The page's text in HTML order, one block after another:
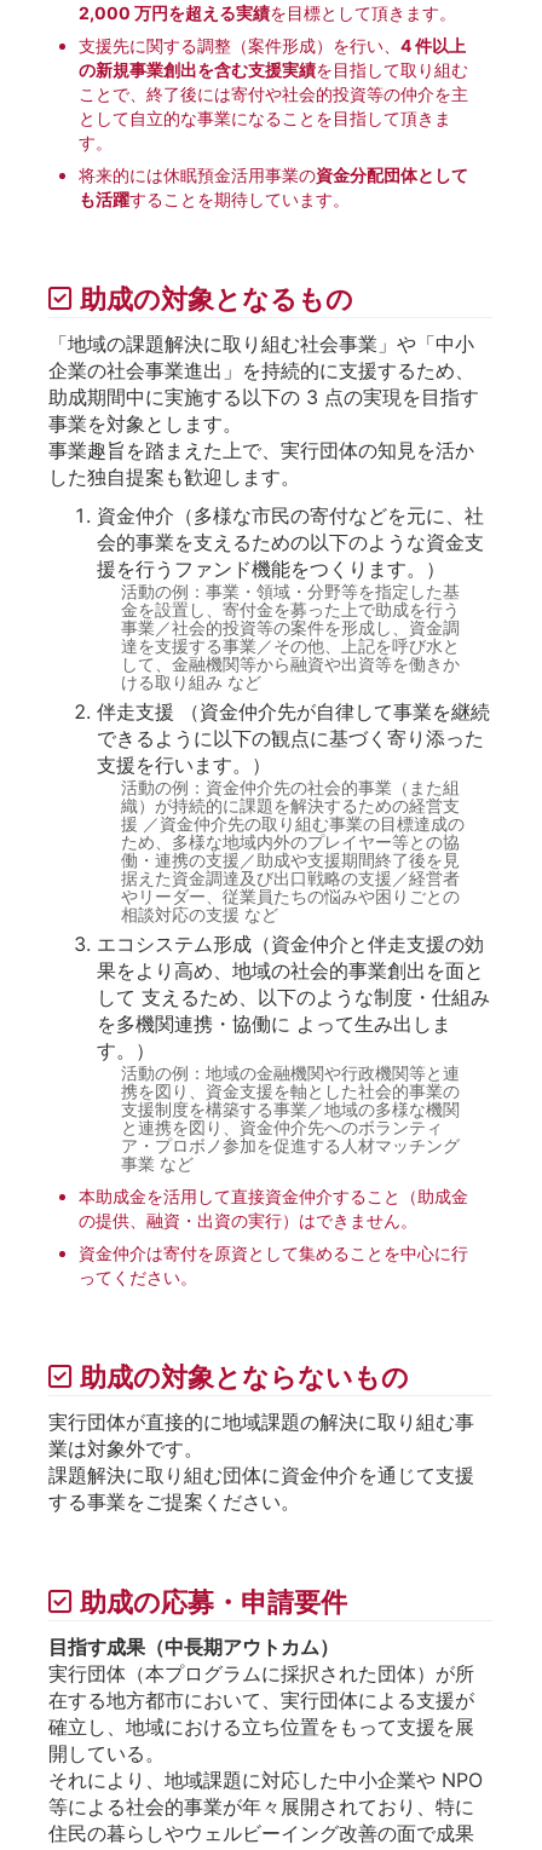
2,000 万円を超える実績を目標として頂きます。
支援先に関する調整（案件形成）を行い、 4 件以上
の新規事業創出を含む支援実績を目指して取り組む
ことで、終了後には寄付や社会的投資等の仲介を主
として自立的な事業になることを目指して頂きま
す。
将来的には休眠預金活用事業の資金分配団体として
も活躍することを期待しています。
助成の対象となるもの
「地域の課題解決に取り組む社会事業」や「中小
企業の社会事業進出」を持続的に支援するため、
助成期間中に実施する以下の 3 点の実現を目指す
事業を対象とします。
事業趣旨を踏まえた上で、実行団体の知見を活か
した独自提案も歓迎します。
資金仲介（多様な市⺠の寄付などを元に、社
会的事業を支えるための以下のような資金支
援を行うファンド機能をつくります。）
活動の例：事業・領域・分野等を指定した基
金を設置し、寄付金を募った上で助成を行う
事業／社会的投資等の案件を形成し、資金調
達を支援する事業／その他、上記を呼び水と
して、金融機関等から融資や出資等を働きか
ける取り組み など
伴走支援 （資金仲介先が自律して事業を継続
できるように以下の観点に基づく寄り添った
支援を行います。）
活動の例：資金仲介先の社会的事業（また組
織）が持続的に課題を解決するための経営支
援 ／資金仲介先の取り組む事業の目標達成の
ため、多様な地域内外のプレイヤー等との協
働・連携の支援／助成や支援期間終了後を見
据えた資金調達及び出口戦略の支援／経営者
やリーダー、従業員たちの悩みや困りごとの
相談対応の支援 など
エコシステム形成（資金仲介と伴走支援の効
果をより高め、地域の社会的事業創出を面と
して 支えるため、以下のような制度・仕組み
を多機関連携・協働に よって生み出しま
す。）
活動の例：地域の金融機関や行政機関等と連
携を図り、資金支援を軸とした社会的事業の
支援制度を構築する事業／地域の多様な機関
と連携を図り、資金仲介先へのボランティ
ア・プロボノ参加を促進する人材マッチング
事業 など
本助成金を活用して直接資金仲介すること（助成金
の提供、融資・出資の実行）はできません。
資金仲介は寄付を原資として集めることを中心に行
ってください。
助成の対象とならないもの
実行団体が直接的に地域課題の解決に取り組む事
業は対象外です。
課題解決に取り組む団体に資金仲介を通じて支援
する事業をご提案ください。
助成の応募・申請要件
目指す成果（中⻑期アウトカム）
実行団体（本プログラムに採択された団体）が所
在する地方都市において、実行団体による支援が
確立し、地域における立ち位置をもって支援を展
開している。
それにより、地域課題に対応した中小企業や NPO
等による社会的事業が年々展開されており、特に
住⺠の暮らしやウェルビーイング改善の面で成果